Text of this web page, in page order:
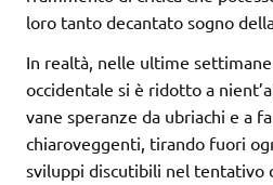
loro tanto decantato sogno
In realtà, nelle ultime
occidentale si è ridotto a
vane speranze da ubriachi e a
chiaroveggenti, tirando fuori
sviluppi discutibili nel tentativo